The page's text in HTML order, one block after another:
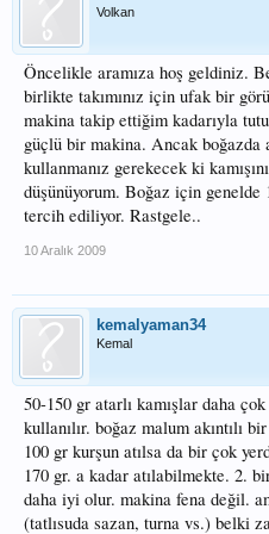
Volkan
Öncelikle aramıza hoş geldiniz.
birlikte takımınız için ufak bir
makina takip ettiğim kadarıyla
güçlü bir makina. Ancak
kullanmanız gerekecek ki
düşünüyorum. Boğaz için genelde
tercih ediliyor. Rastgele..
10 Aralık 2009
kemalyaman34
Kemal
50-150 gr atarlı kamışlar daha
kullanılır. boğaz malum akıntılı
100 gr kurşun atılsa da bir çok
170 gr. a kadar atılabilmekte. 2.
daha iyi olur. makina fena değil.
(tatlısuda sazan, turna vs.) belki